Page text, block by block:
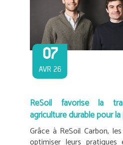
07
AVR 26
ReSoil favorise la
agriculture durable pour
Grâce à ReSoil Carbon,
optimiser leurs